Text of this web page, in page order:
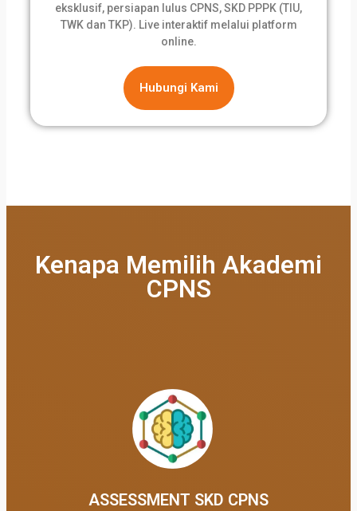
eksklusif, persiapan lulus CPNS, SKD PPPK (TIU,
TWK dan TKP). Live interaktif melalui platform
online.
Hubungi Kami
Kenapa Memilih Akademi
CPNS
ASSESSMENT SKD CPNS